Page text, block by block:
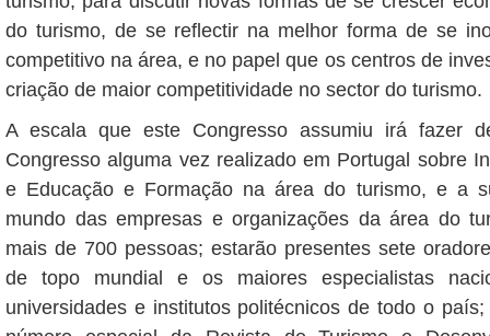
do turismo, de se reflectir na melhor forma de se
competitivo na área, e no papel que os centros de
criação de maior competitividade no sector do turismo.
A escala que este Congresso assumiu irá fazer
Congresso alguma vez realizado em Portugal sobre
e Educação e Formação na área do turismo, e a
mundo das empresas e organizações da área do
mais de 700 pessoas; estarão presentes sete
de topo mundial e os maiores especialistas
universidades e institutos politécnicos de todo o